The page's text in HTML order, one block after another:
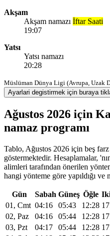
Akşam
Akşam namazı İftar Saati
19:07
Yatsı
Yatsı namazı
20:28
Müslüman Dünya Ligi (Avrupa, Uzak
Ayarlari degistirmek için buraya
Ağustos 2026 için
namaz programı
Tablo, Ağustos 2026 için beş farz
göstermektedir. Hesaplamalar,
alimleri tarafından önerilen
hangi yönteme göre yapıldığı
Gün Sabah Güneş Öğle
01, Cmt 04:16 05:43 12:28
02, Paz
04:16 05:44 12:28
03, Pzt
04:17 05:44 12:28